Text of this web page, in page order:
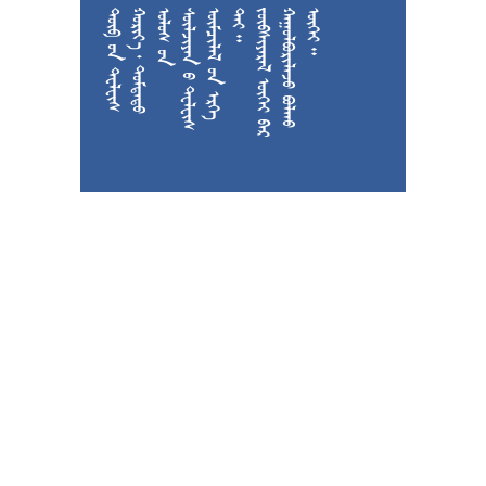

































































  






































 